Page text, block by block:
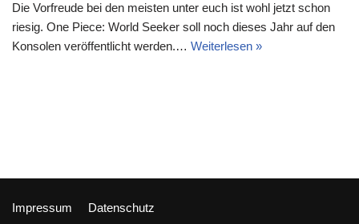
Die Vorfreude bei den meisten unter euch ist wohl jetzt schon
riesig. One Piece: World Seeker soll noch dieses Jahr auf den
Konsolen veröffentlicht werden.… Weiterlesen »
Impressum Datenschutz